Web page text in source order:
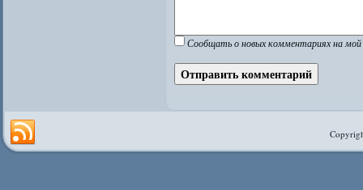
Сообщать о новых комментариях на мой